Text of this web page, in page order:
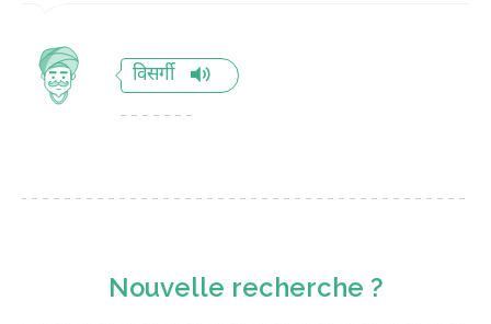
विसर्गी
Nouvelle recherche ?